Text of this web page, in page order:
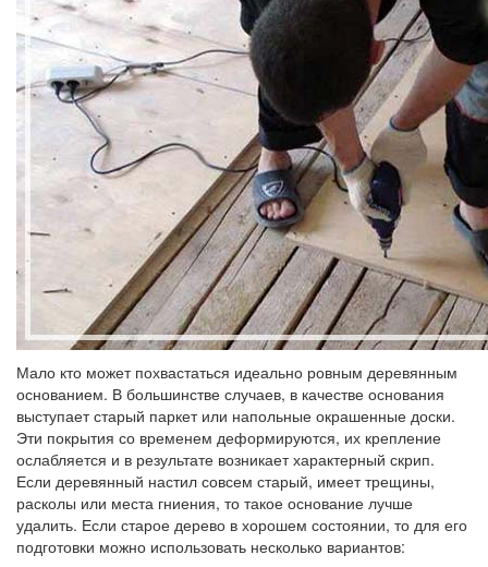
Мало кто может похвастаться идеально ровным деревянным
основанием. В большинстве случаев, в качестве основания
выступает старый паркет или напольные окрашенные доски.
Эти покрытия со временем деформируются, их крепление
ослабляется и в результате возникает характерный скрип.
Если деревянный настил совсем старый, имеет трещины,
расколы или места гниения, то такое основание лучше
удалить. Если старое дерево в хорошем состоянии, то для его
подготовки можно использовать несколько вариантов: